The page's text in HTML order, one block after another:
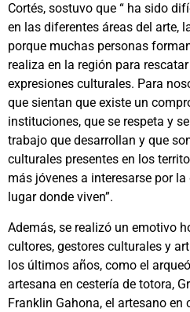
Cortés, sostuvo que “ ha sido
en las diferentes áreas del arte,
porque muchas personas
realiza en la región para
expresiones culturales. Para
que sientan que existe un
instituciones, que se respeta y
trabajo que desarrollan y que
culturales presentes en los
más jóvenes a interesarse por
lugar donde viven”.
Además, se realizó un emotivo
cultores, gestores culturales y
los últimos años, como el
artesana en cestería de totora,
Franklin Gahona, el artesano